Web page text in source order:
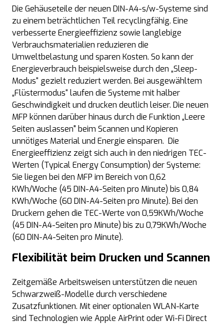
Die Gehäuseteile der neuen DIN-A4-s/w-Systeme sind
zu einem beträchtlichen Teil recyclingfähig. Eine
verbesserte Energieeffizienz sowie langlebige
Verbrauchsmaterialien reduzieren die
Umweltbelastung und sparen Kosten. So kann der
Energieverbrauch beispielsweise durch den „Sleep-
Modus“ gezielt reduziert werden. Bei ausgewähltem
„Flüstermodus“ laufen die Systeme mit halber
Geschwindigkeit und drucken deutlich leiser. Die neuen
MFP können darüber hinaus durch die Funktion „Leere
Seiten auslassen" beim Scannen und Kopieren
unnötiges Material und Energie einsparen. Die
Energieeffizienz zeigt sich auch in den niedrigen TEC-
Werten (Typical Energy Consumption) der Systeme:
Sie liegen bei den MFP im Bereich von 0,62
KWh/Woche (45 DIN-A4-Seiten pro Minute) bis 0,84
KWh/Woche (60 DIN-A4-Seiten pro Minute). Bei den
Druckern gehen die TEC-Werte von 0,59KWh/Woche
(45 DIN-A4-Seiten pro Minute) bis zu 0,79KWh/Woche
(60 DIN-A4-Seiten pro Minute).
Flexibilität beim Drucken und Scannen
Zeitgemäße Arbeitsweisen unterstützen die neuen
Schwarzweiß-Modelle durch verschiedene
Zusatzfunktionen. Mit einer optionalen WLAN-Karte
sind Technologien wie Apple AirPrint oder Wi-Fi Direct